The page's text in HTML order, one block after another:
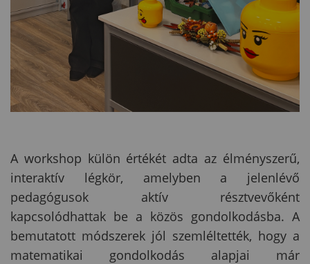
A workshop külön értékét adta az élményszerű,
interaktív légkör, amelyben a jelenlévő
pedagógusok aktív résztvevőként
kapcsolódhattak be a közös gondolkodásba. A
bemutatott módszerek jól szemléltették, hogy a
matematikai gondolkodás alapjai már